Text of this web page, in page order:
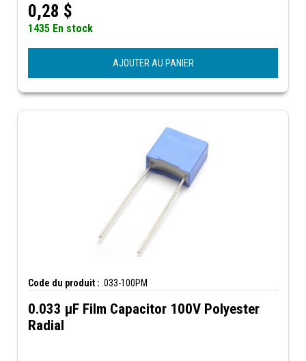
0,28 $
1435 En stock
AJOUTER AU PANIER
Code du produit : .033-100PM
0.033 µF Film Capacitor 100V Polyester
Radial